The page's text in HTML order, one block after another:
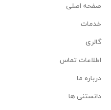
صفحه اصلی
خدمات
گالری
اطلاعات تماس
درباره ما
دانستنی ها